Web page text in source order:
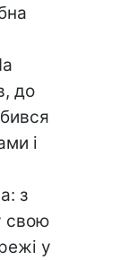
до
і
з
свою
у